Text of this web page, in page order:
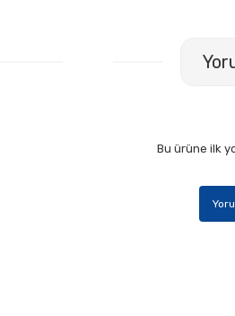
Bu ürüne ilk